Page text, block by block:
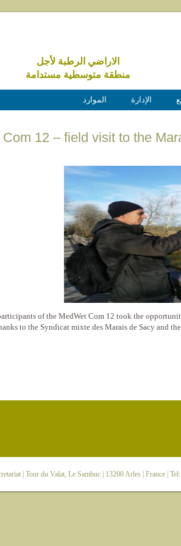
الاراضي الرطبة لأجل
منطقة متوسطية مستدامة
الإدارة الموارد
12 – field visit to the
of the MedWet Com 12 took the
to the Syndicat mixte des Marais de Sacy and
| Tour du Valat, Le Sambuc | 13200 Arles | France |